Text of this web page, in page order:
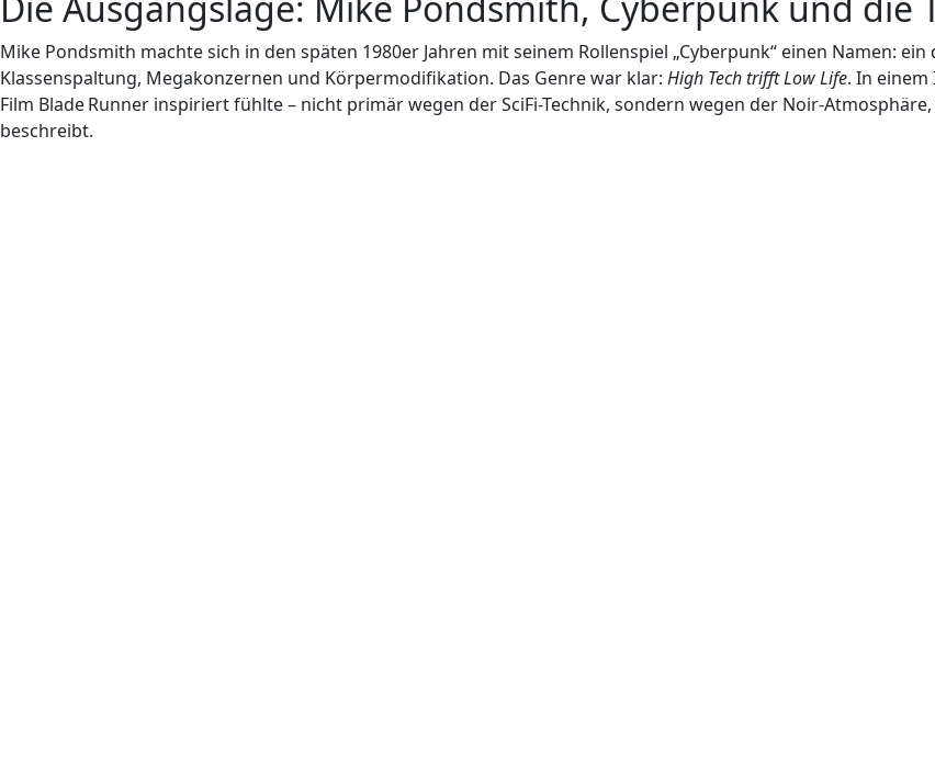
Mike Pondsmith machte sich in den späten 1980er Jahren mit seinem Rollenspiel „Cyberpunk“ einen Namen:
Klassenspaltung, Megakonzernen und Körpermodifikation. Das Genre war klar: High Tech trifft Low Life. In
Film ­Blade Runner inspiriert fühlte – nicht primär wegen der SciFi-Technik, sondern wegen der Noir-
beschreibt.